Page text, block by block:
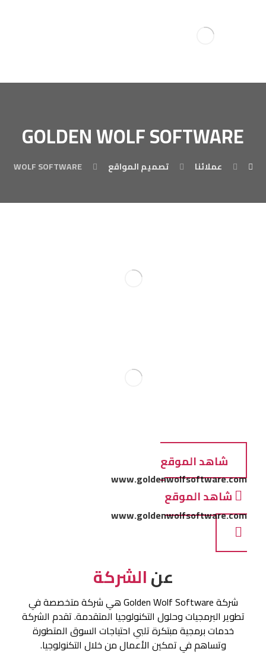
GOLDEN WOLF SOFTWARE
عملائنا تصميم المواقع WOLF SOFTWARE
شاهد الموقع
www.goldenwolfsoftware.com
شاهد الموقع
www.goldenwolfsoftware.com
عنالشركة
شركة Golden Wolf Software هي شركة متخصصة في
تطوير البرمجيات وحلول التكنولوجيا المتقدمة. تقدم الشركة
خدمات برمجية مبتكرة تلبي احتياجات السوق المتطورة
وتساهم في تمكين الأعمال من خلال التكنولوجيا.